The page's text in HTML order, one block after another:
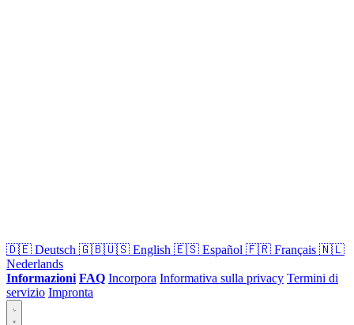
🇩🇪 Deutsch 🇬🇧🇺🇸 English 🇪🇸 Español 🇫🇷 Français 🇳🇱
Nederlands
Informazioni FAQ Incorpora Informativa sulla privacy Termini di
servizio Impronta